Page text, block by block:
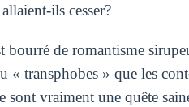
ils cesser?
bourré de romantisme
« transphobes » que les
sont vraiment une quête